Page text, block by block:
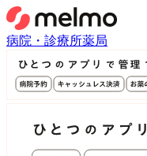
病院・診療所薬局